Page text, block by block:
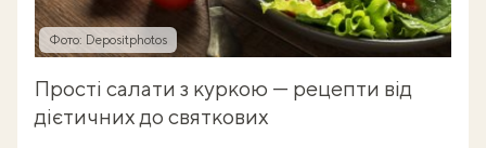
Фото: Depositphotos
Прості салати з куркою — рецепти від
дієтичних до святкових